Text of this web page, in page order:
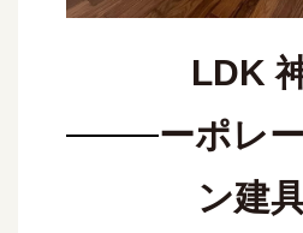
LDK
ーポレ
ン建